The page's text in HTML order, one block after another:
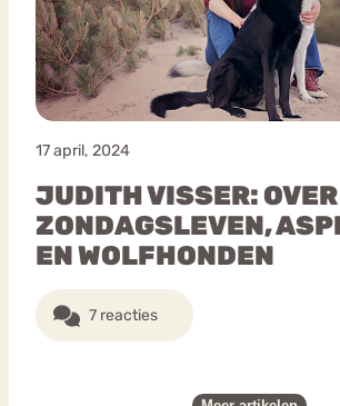
17 april, 2024
JUDITH VISSER: OVER
ZONDAGSLEVEN,
EN WOLFHONDEN
7 reacties